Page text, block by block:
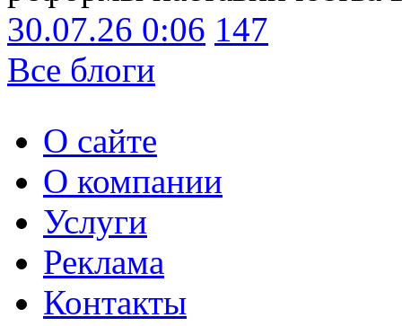
30.07.26 0:06 147
Все блоги
О сайте
О компании
Услуги
Реклама
Контакты